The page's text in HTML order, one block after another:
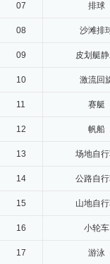
07 排球
08 沙滩排
09 皮划艇
10 激流回
11 赛艇
12 帆船
13 场地自
14 公路自
15 山地自
16 小轮车
17 游泳